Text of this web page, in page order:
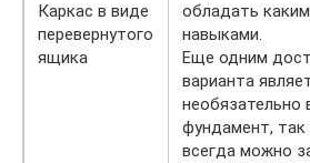
Каркас в виде
перевернутого
ящика
обладать
навыками.
Еще одним
варианта
необязательно
фундамент,
всегда можно